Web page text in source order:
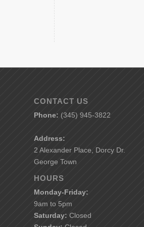
CONTACT US
Phone: (345) 945-3822
Address:
2 Alexander Place, Dorcy Dr.
George Town
HOURS
Monday-Friday:
9am to 5pm
Saturday: Closed